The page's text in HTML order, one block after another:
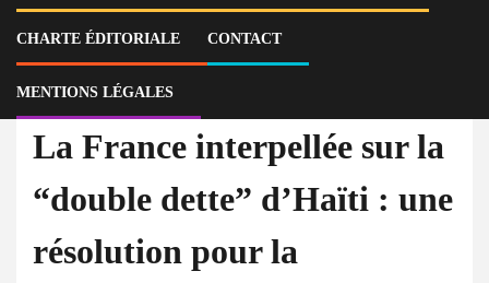
CHARTE ÉDITORIALE CONTACT
MENTIONS LÉGALES
La France interpellée sur la “double dette” d’Haïti : une résolution pour
la reconnaissance et la réparation déposée à l’Assemblée nationale
À la Une Actu
La France interpellée sur la
“double dette” d’Haïti : une
résolution pour la